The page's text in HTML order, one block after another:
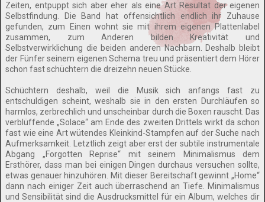
Zeiten, entpuppt sich aber eher als eine Art Resultat der eigenen
Selbstfindung. Die Band hat offensichtlich endlich ihr Zuhause
gefunden, zum Einen wohnt sie mit ihrem eigenen Plattenlabel
zusammen, zum Anderen bilden Kreativität und
Selbstverwirklichung die beiden anderen Nachbarn. Deshalb bleibt
der Fünfer seinem eigenen Schema treu und präsentiert dem Hörer
schon fast schüchtern die dreizehn neuen Stücke.
Schüchtern deshalb, weil die Musik sich anfangs fast zu
entschuldigen scheint, weshalb sie in den ersten Durchläufen so
harmlos, zerbrechlich und unscheinbar durch die Boxen rauscht. Das
verblüffende „Solace“ am Ende des zweiten Drittels wirkt da schon
fast wie eine Art wütendes Kleinkind-Stampfen auf der Suche nach
Aufmerksamkeit. Letztlich zeigt aber erst der subtile instrumentale
Abgang „Forgotten Reprise“ mit seinem Minimalismus dem
Ersthörer, dass man bei einigen Dingen durchaus versuchen sollte,
etwas genauer hinzuhören. Mit dieser Bereitschaft gewinnt „Home“
dann nach einiger Zeit auch überraschend an Tiefe. Minimalismus
und Sensibilität sind die Ausdrucksmittel für ein Album, welches dir